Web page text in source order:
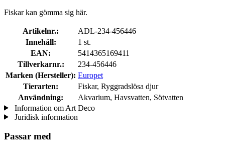
Fiskar kan gömma sig här.
Artikelnr.:
ADL-234-456446
Innehåll:
1 st.
EAN:
5414365169411
Tillverkarnr.:
234-456446
Marken (Hersteller): Europet
Tierarten:
Fiskar, Ryggradslösa djur
Användning:
Akvarium, Havsvatten, Sötvatten
Information om Art Deco
Juridisk information
Passar med